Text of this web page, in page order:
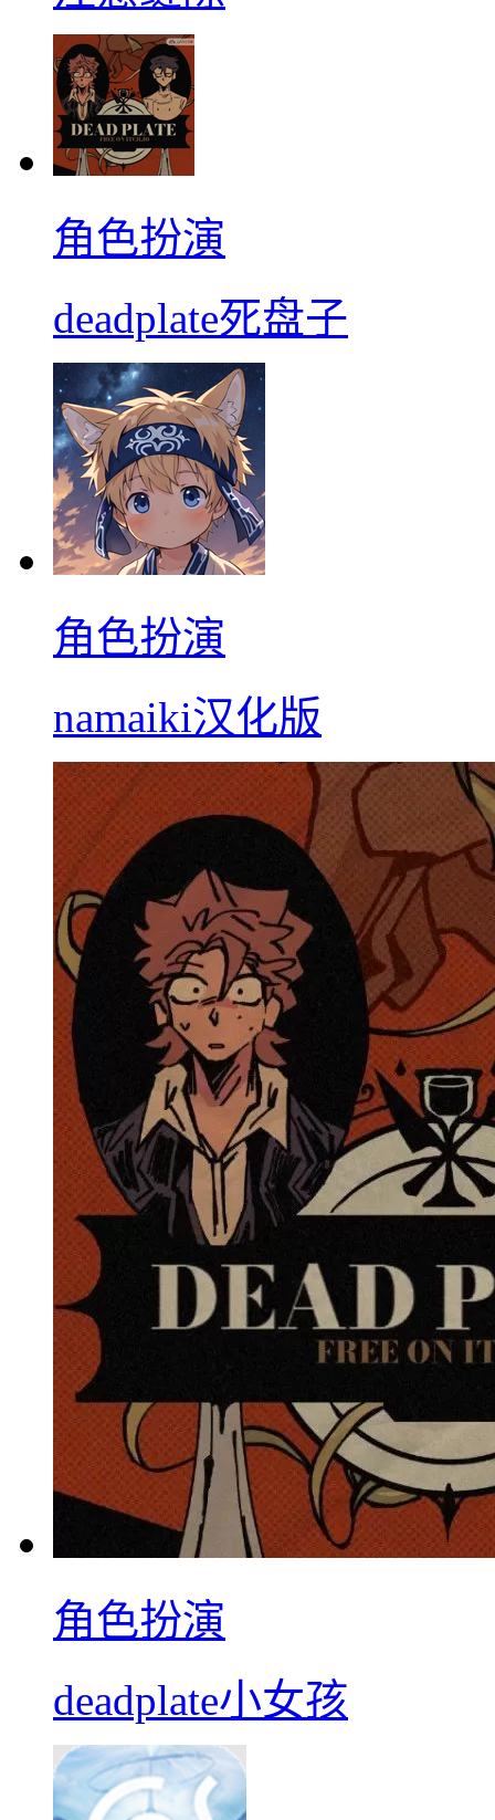
角色扮演
deadplate死盘子
角色扮演
namaiki汉化版
角色扮演
deadplate小女孩